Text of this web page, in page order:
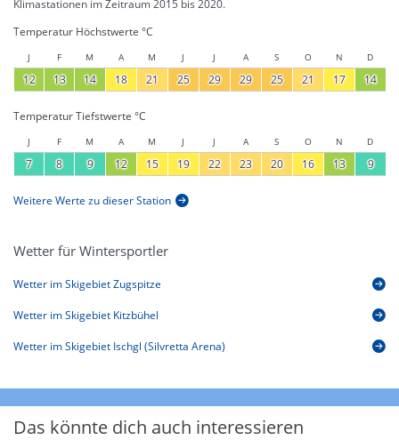
Klimastationen im Zeitraum 2015 bis 2020.
Temperatur Höchstwerte °C
J F M A M J J A S O N D
12 13 14 18 21 25 29 29 25 21 17 14
Temperatur Tiefstwerte °C
J F M A M J J A S O N D
7 8 9 12 15 19 22 23 20 16 13 9
Weitere Werte zu dieser Station
Wetter für Wintersportler
Wetter im Skigebiet Zugspitze
Wetter im Skigebiet Kitzbühel
Wetter im Skigebiet Ischgl (Silvretta Arena)
Das könnte dich auch interessieren